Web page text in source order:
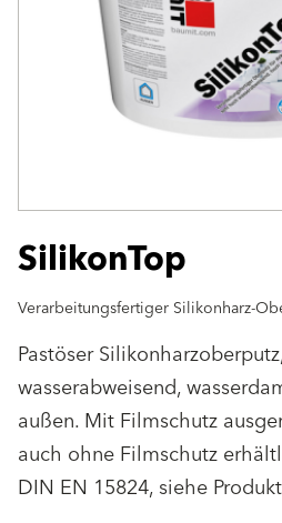
SilikonTop
Verarbeitungsfertiger Silikonharz-
Pastöser
wasserabweisend,
außen. Mit Filmschutz
auch ohne Filmschutz
DIN EN 15824, siehe